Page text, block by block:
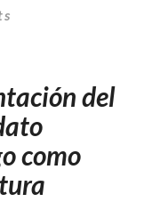
del
como